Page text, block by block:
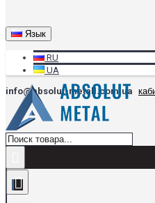
Язык
RU
UA
info@absolut-metall.com.ua